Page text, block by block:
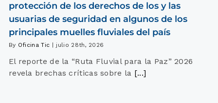
protección de los derechos de los y las
usuarias de seguridad en algunos de los
principales muelles fluviales del país
By Oficina Tic julio 28th, 2026
El reporte de la “Ruta Fluvial para la Paz” 2026
revela brechas críticas sobre la [...]